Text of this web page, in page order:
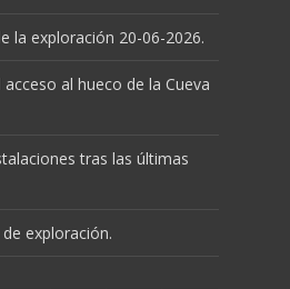
la exploración 20-06-2026.
al hueco de la Cueva
tras las últimas
exploración.